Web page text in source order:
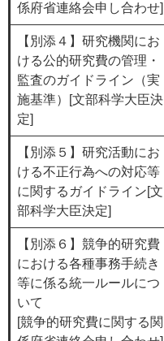
係府省連絡会申し合わせ]
【別添４】研究機関にお
ける公的研究費の管理・
監査のガイドライン（実
施基準）[文部科学大臣決
定]
【別添５】研究活動にお
ける不正行為への対応等
に関するガイドライン[文
部科学大臣決定]
【別添６】競争的研究費
における各種事務手続き
等に係る統一ルールにつ
いて
[競争的研究費に関する関